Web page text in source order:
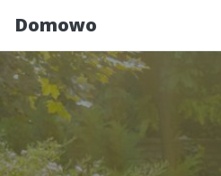
Domowo